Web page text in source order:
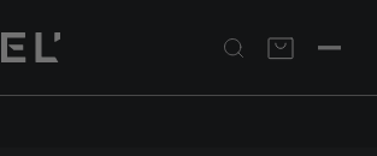
biżuteria: –30% | Do 31.08